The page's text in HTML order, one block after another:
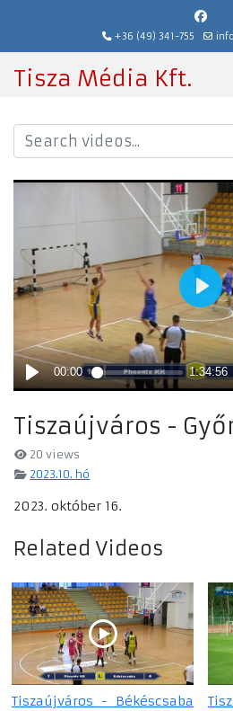
+36 (49) 341-755
Tisza Média Kft.
Tiszaújváros -
20 views
2023.10. hó
2023. október 16.
Related Videos
Tiszaújváros - Békéscsaba